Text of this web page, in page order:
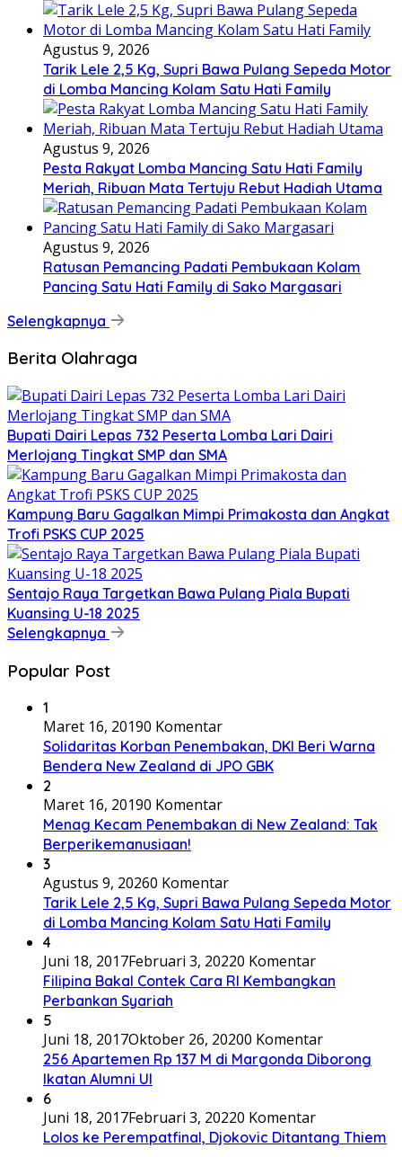
Agustus 9, 2026
Tarik Lele 2,5 Kg, Supri Bawa Pulang Sepeda Motor
di Lomba Mancing Kolam Satu Hati Family
Agustus 9, 2026
Pesta Rakyat Lomba Mancing Satu Hati Family
Meriah, Ribuan Mata Tertuju Rebut Hadiah Utama
Agustus 9, 2026
Ratusan Pemancing Padati Pembukaan Kolam
Pancing Satu Hati Family di Sako Margasari
Selengkapnya
Berita Olahraga
Bupati Dairi Lepas 732 Peserta Lomba Lari Dairi
Merlojang Tingkat SMP dan SMA
Kampung Baru Gagalkan Mimpi Primakosta dan Angkat
Trofi PSKS CUP 2025
Sentajo Raya Targetkan Bawa Pulang Piala Bupati
Kuansing U-18 2025
Selengkapnya
Popular Post
1
Maret 16, 20190 Komentar
Solidaritas Korban Penembakan, DKI Beri Warna
Bendera New Zealand di JPO GBK
2
Maret 16, 20190 Komentar
Menag Kecam Penembakan di New Zealand: Tak
Berperikemanusiaan!
3
Agustus 9, 20260 Komentar
Tarik Lele 2,5 Kg, Supri Bawa Pulang Sepeda Motor
di Lomba Mancing Kolam Satu Hati Family
4
Juni 18, 2017Februari 3, 20220 Komentar
Filipina Bakal Contek Cara RI Kembangkan
Perbankan Syariah
5
Juni 18, 2017Oktober 26, 20200 Komentar
256 Apartemen Rp 137 M di Margonda Diborong
Ikatan Alumni UI
6
Juni 18, 2017Februari 3, 20220 Komentar
Lolos ke Perempatfinal, Djokovic Ditantang Thiem